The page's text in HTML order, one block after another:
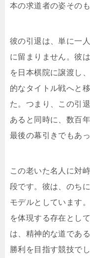
本の求道者の姿そのも
彼の引退は、単に一
に留まりません。彼
を日本棋院に譲渡し
的なタイトル戦へと
た。つまり、この引
あると同時に、数百
最後の幕引きでもあっ
この老いた名人に対
段です。彼は、のち
モデルとしています
を体現する存在とし
は、精神的な道であ
勝利を目指す競技でし